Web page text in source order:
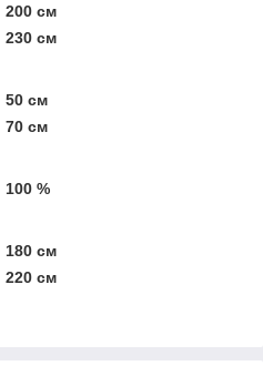
200 см
230 см
50 см
70 см
100 %
180 см
220 см